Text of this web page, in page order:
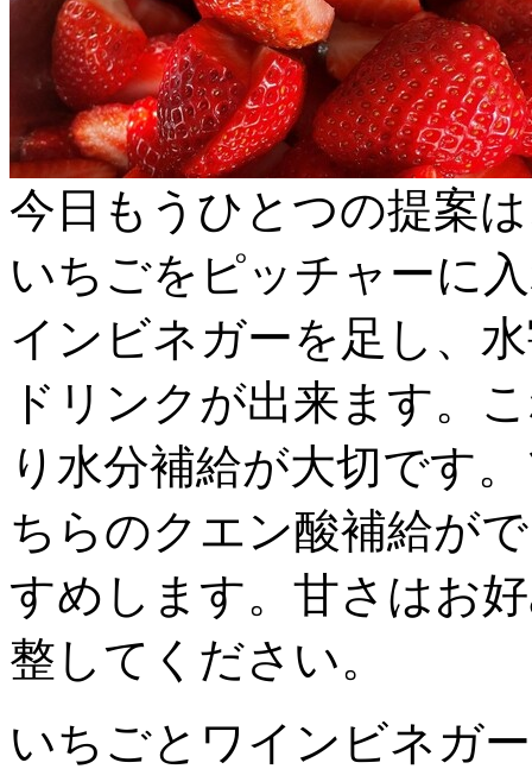
今日もうひとつの提案
いちごをピッチャーに
インビネガーを足し、
ドリンクが出来ます。
り水分補給が大切です
ちらのクエン酸補給が
すめします。甘さはお
整してください。
いちごとワインビネガ